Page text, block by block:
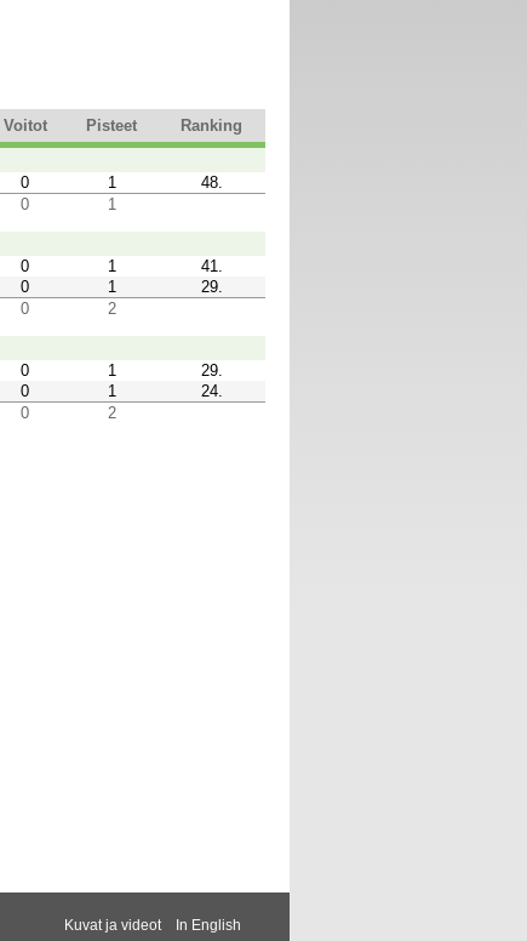
Voitot Pisteet Ranking
0 1
48.
0 1
0 1
41.
0 1
29.
0 2
0 1
29.
0 1
24.
0 2
Kuvat ja videot In English